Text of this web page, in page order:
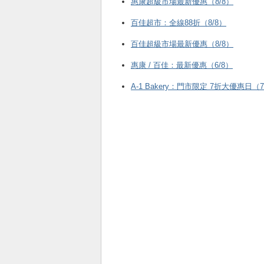
百佳超市：全線88折（8/8）
百佳超級市場最新優惠（8/8）
惠康 / 百佳：最新優惠（6/8）
A-1 Bakery：門市限定 7折大優惠日（